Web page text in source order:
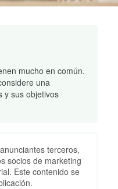
mucho en común.
una
y sus objetivos
terceros,
socios de marketing
Este contenido se